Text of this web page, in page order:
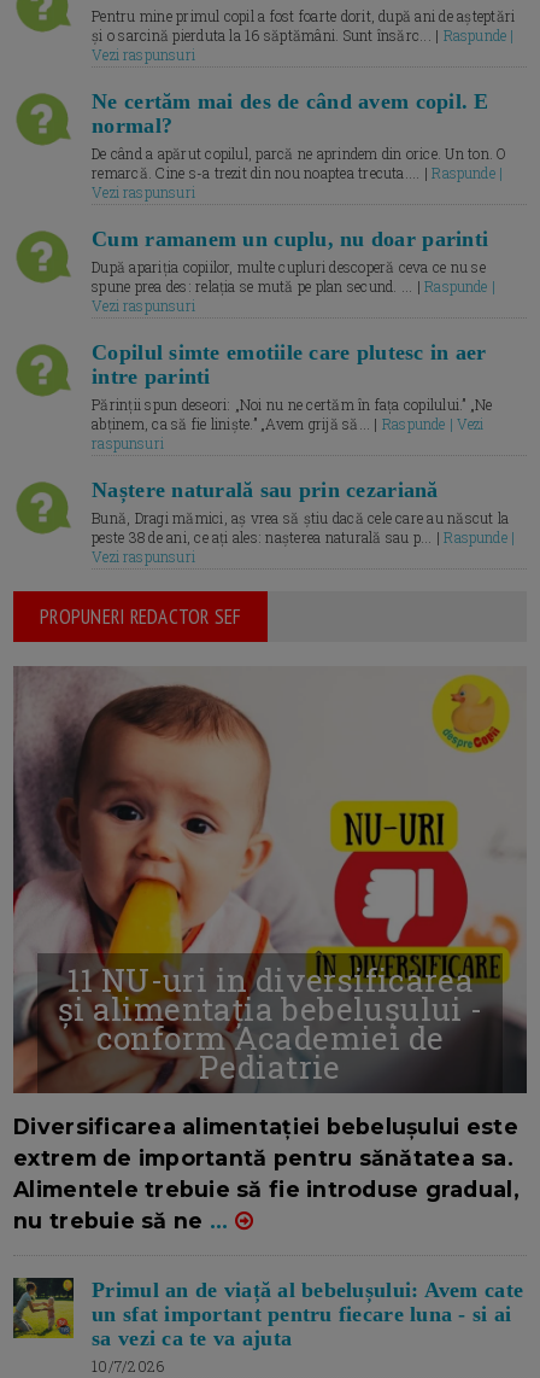
Pentru mine primul copil a fost foarte dorit, după ani de așteptări
și o sarcină pierduta la 16 săptămâni. Sunt însărc... | Raspunde |
Vezi raspunsuri
Ne certăm mai des de când avem copil. E
normal?
De când a apărut copilul, parcă ne aprindem din orice. Un ton. O
remarcă. Cine s-a trezit din nou noaptea trecuta.... |Raspunde |
Vezi raspunsuri
Cum ramanem un cuplu, nu doar parinti
După apariția copiilor, multe cupluri descoperă ceva ce nu se
spune prea des: relația se mută pe plan secund. ... |Raspunde |
Vezi raspunsuri
Copilul simte emotiile care plutesc in aer
intre parinti
Părinții spun deseori: „Noi nu ne certăm în fața copilului.” „Ne
abținem, ca să fie liniște.” „Avem grijă să... | Raspunde | Vezi
raspunsuri
Naștere naturală sau prin cezariană
Bună, Dragi mămici, aș vrea să știu dacă cele care au născut la
peste 38 de ani, ce ați ales: nașterea naturală sau p... |Raspunde |
Vezi raspunsuri
PROPUNERI REDACTOR SEF
11 NU-uri in diversificarea
și alimentația bebelușului -
conform Academiei de
Pediatrie
Diversificarea alimentației bebelușului este
extrem de importantă pentru sănătatea sa.
Alimentele trebuie să fie introduse gradual,
nu trebuie să ne ...
Primul an de viață al bebelușului: Avem cate
un sfat important pentru fiecare luna - si ai
sa vezi ca te va ajuta
10/7/2026